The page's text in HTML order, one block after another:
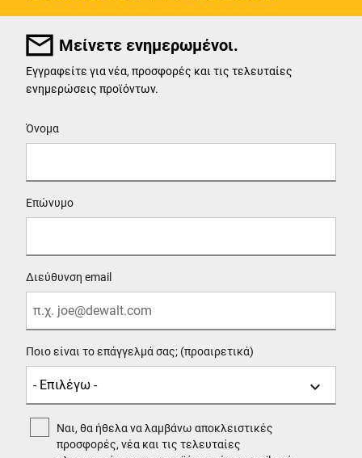
Μείνετε ενημερωμένοι.
Εγγραφείτε για νέα, προσφορές και τις τελευταίες
ενημερώσεις προϊόντων.
Όνομα
Επώνυμο
Διεύθυνση email
Ποιο είναι το επάγγελμά σας; (προαιρετικά)
Ναι, θα ήθελα να λαμβάνω αποκλειστικές
προσφορές, νέα και τις τελευταίες